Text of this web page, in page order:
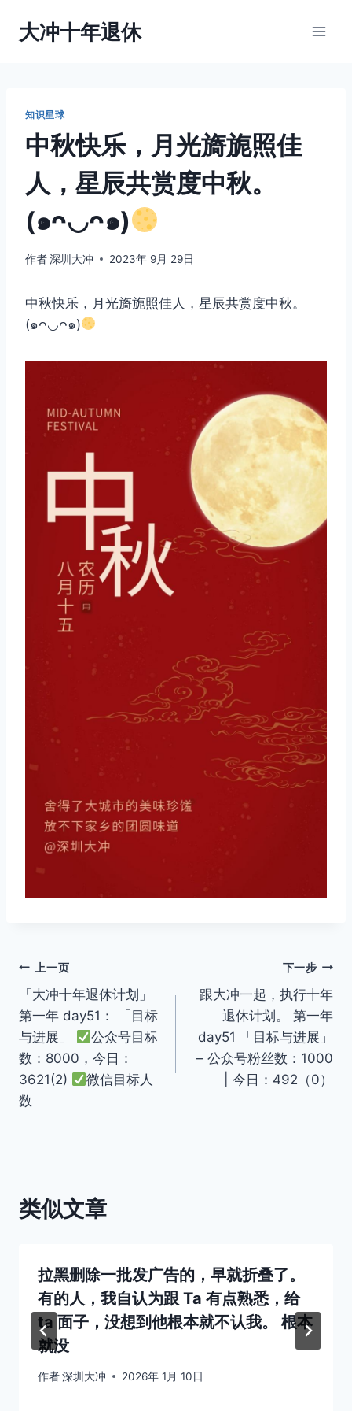
大冲十年退休
知识星球
中秋快乐，月光旖旎照佳
人，星辰共赏度中秋。
(๑ᴖ◡ᴖ๑)
作者深圳大冲 2023年 9月 29日
中秋快乐，月光旖旎照佳人，星辰共赏度中秋。
(๑ᴖ◡ᴖ๑)
文
章
导
航
上一页
「大冲十年退休计划」
第一年 day51： 「目标
与进展」
公众号目标
数：8000，今日：
3621(2)
微信目标人
数
下一步
跟大冲一起，执行十年
退休计划。 第一年
day51 「目标与进展」
– 公众号粉丝数：1000
| 今日：492（0）
类似文章
拉黑删除一批发广告的，早就折叠了。
有的人，我自认为跟 Ta 有点熟悉，给
ta 面子，没想到他根本就不认我。 根本
就没
作者深圳大冲 2026年 1月 10日